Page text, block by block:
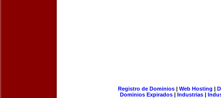
Registro de Dominios| Web Hosting |
Dominios Expirados | Industrias |